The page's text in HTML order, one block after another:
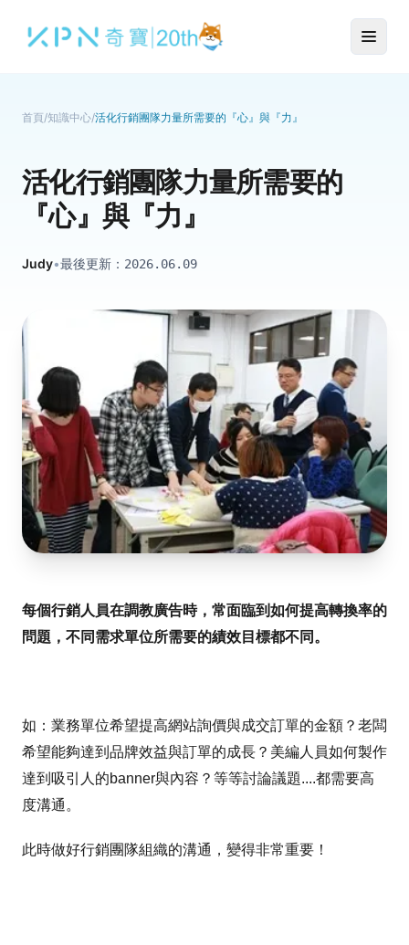
首頁/知識中心/活化行銷團隊力量所需要的『心』與『力』
活化行銷團隊力量所需要的
『心』與『力』
Judy•最後更新： 2026.06.09
每個行銷人員在調教廣告時，常面臨到如何提高轉換率的
問題，不同需求單位所需要的績效目標都不同。
如：業務單位希望提高網站詢價與成交訂單的金額？老闆
希望能夠達到品牌效益與訂單的成長？美編人員如何製作
達到吸引人的banner與內容？等等討論議題....都需要高
度溝通。
此時做好行銷團隊組織的溝通，變得非常重要！